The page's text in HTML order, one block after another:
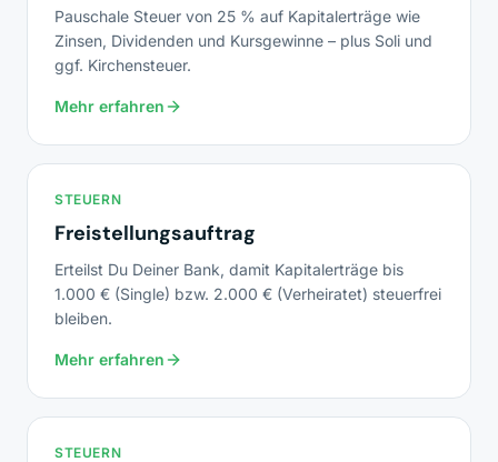
Pauschale Steuer von 25 % auf Kapitalerträge wie
Zinsen, Dividenden und Kursgewinne – plus Soli und
ggf. Kirchensteuer.
Mehr erfahren
STEUERN
Freistellungsauftrag
Erteilst Du Deiner Bank, damit Kapitalerträge bis
1.000 € (Single) bzw. 2.000 € (Verheiratet) steuerfrei
bleiben.
Mehr erfahren
STEUERN